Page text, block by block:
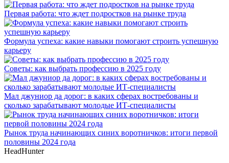
Первая работа: что ждет подростков на рынке труда
Формула успеха: какие навыки помогают строить успешную
карьеру
Советы: как выбрать профессию в 2025 году
Мал джуниор да дорог: в каких сферах востребованы и
сколько зарабатывают молодые ИТ-специалисты
Рынок труда начинающих синих воротничков: итоги первой
половины 2024 года
HeadHunter